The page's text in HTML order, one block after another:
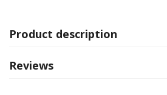
Product description
Reviews